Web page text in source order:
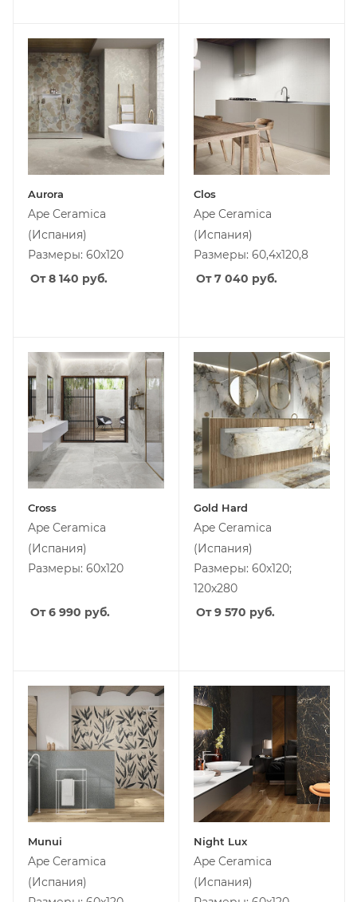
Aurora
Ape Ceramica
(Испания)
Размеры: 60x120
От 8 140 руб.
Clos
Ape Ceramica
(Испания)
Размеры: 60,4x120,8
От 7 040 руб.
Cross
Ape Ceramica
(Испания)
Размеры: 60x120
От 6 990 руб.
Gold Hard
Ape Ceramica
(Испания)
Размеры: 60x120;
120x280
От 9 570 руб.
Munui
Ape Ceramica
(Испания)
Night Lux
Ape Ceramica
(Испания)